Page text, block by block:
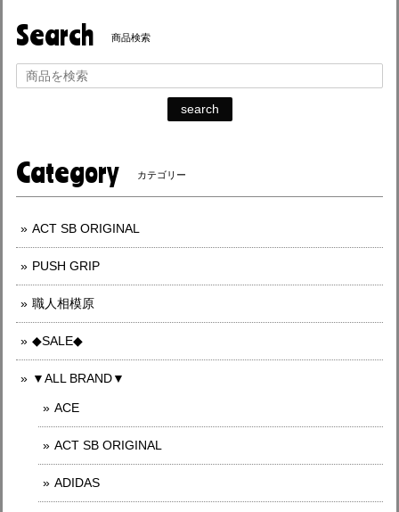
Search 商品検索
search
Category カテゴリー
ACT SB ORIGINAL
PUSH GRIP
職人相模原
◆SALE◆
▼ALL BRAND▼
ACE
ACT SB ORIGINAL
ADIDAS